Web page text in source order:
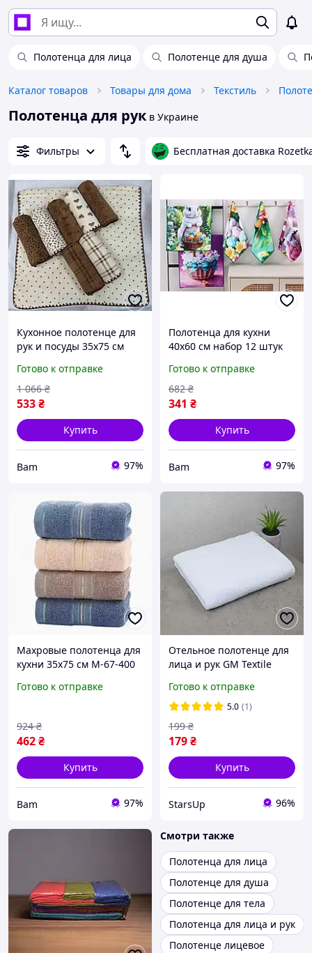
Полотенца для лица Полотенце для душа
Каталог товаров Товары для дома Текстиль
Полотенца для рук в Украине
Фильтры Бесплатная доставка
Кухонное полотенце для
рук и посуды 35х75 см
микрофибра упаковка 10
шт кремово-коричневый
цвет bam
Готово к отправке
533₴
1 066 ₴
Купить
Bam 97%
Полотенца для кухни
40х60 см набор 12 штук
рук и посуды принт Пасха
разноцветные bam
Готово к отправке
341 ₴
682 ₴
Купить
Bam 97%
Махровые полотенца для
кухни 35х75 см M-67-400
полотенец для рук и
bam
Готово к отправке
462₴
924 ₴
Купить
Bam 97%
Отельное полотенце для
лица и рук GM Textile
Готово к отправке
5.0 (1)
179₴
199 ₴
Купить
StarsUp 96%
Смотри также
Полотенца для лица
Полотенце для душа
Полотенце для тела
Полотенца для лица и рук
Полотенце лицевое